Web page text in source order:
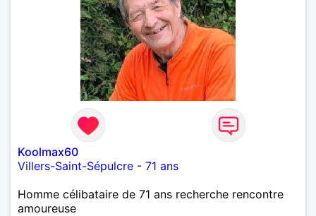
Koolmax60
Villers-Saint-Sépulcre - 71 ans
Homme célibataire de 71 ans recherche rencontre
amoureuse